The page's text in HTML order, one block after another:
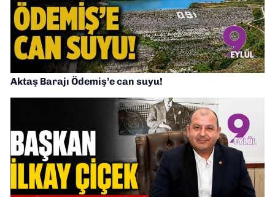
Aktaş Barajı Ödemiş’e can suyu!